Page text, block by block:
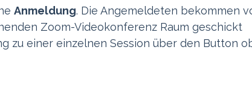
Anmeldung. Die Angemeldeten bekommen
Zoom-Videokonferenz Raum geschickt
zu einer einzelnen Session über den Button